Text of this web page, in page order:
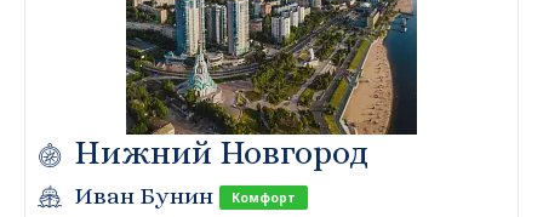
Нижний Новгород
Иван Бунин Комфорт